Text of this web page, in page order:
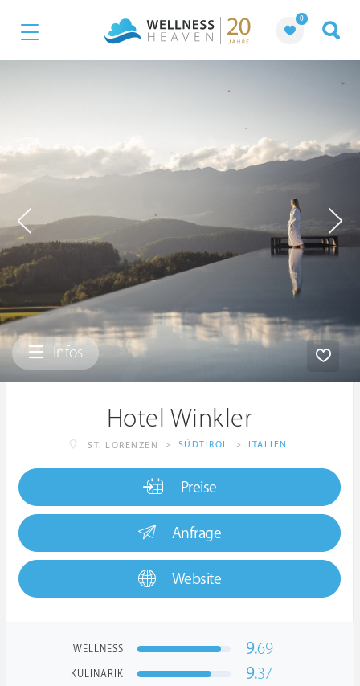
0
Infos
Hotel Winkler
ST. LORENZEN > SÜDTIROL > ITALIEN
Preise
Anfrage
Website
WELLNESS 9.69
KULINARIK 9.37